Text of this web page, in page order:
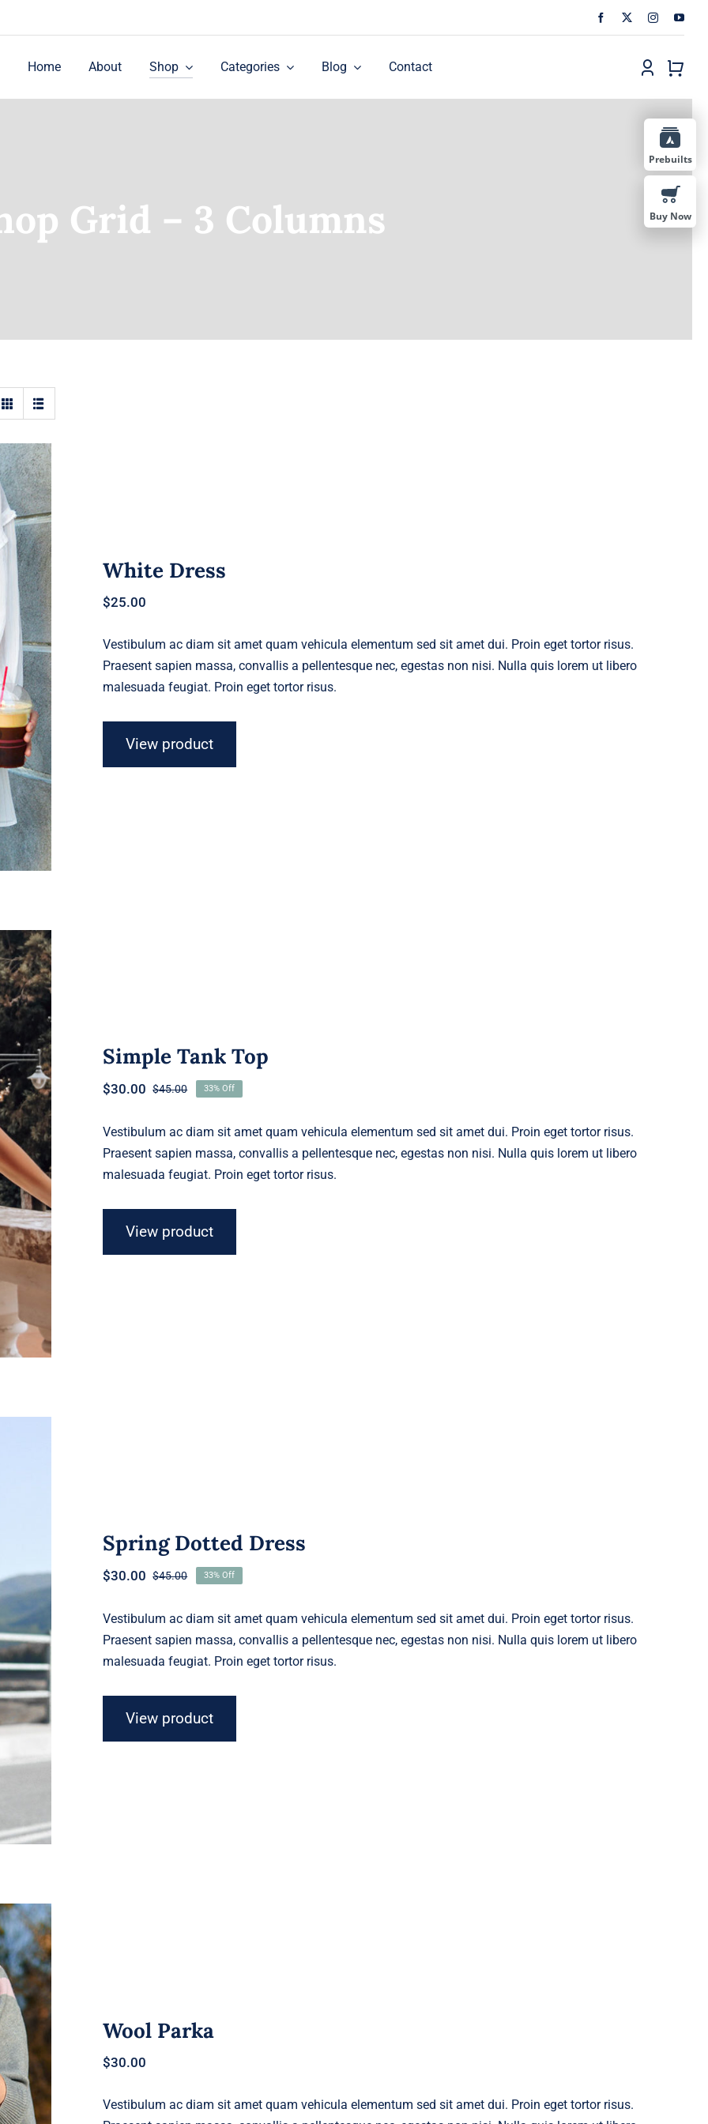
Home About Shop Categories Blog Contact
Grid – 3 Columns
White Dress
$25.00
Vestibulum ac diam sit amet quam vehicula elementum sed sit amet dui. Proin eget tortor risus.
Praesent sapien massa, convallis a pellentesque nec, egestas non nisi. Nulla quis lorem ut libero
malesuada feugiat. Proin eget tortor risus.
View product
Simple Tank Top
$45.00Original
was:
$30.00
Current
is:
33% Off
Vestibulum ac diam sit amet quam vehicula elementum sed sit amet dui. Proin eget tortor risus.
Praesent sapien massa, convallis a pellentesque nec, egestas non nisi. Nulla quis lorem ut libero
malesuada feugiat. Proin eget tortor risus.
View product
Spring Dotted Dress
$45.00Original
was:
$30.00
Current
is:
33% Off
Vestibulum ac diam sit amet quam vehicula elementum sed sit amet dui. Proin eget tortor risus.
Praesent sapien massa, convallis a pellentesque nec, egestas non nisi. Nulla quis lorem ut libero
malesuada feugiat. Proin eget tortor risus.
View product
Wool Parka
$30.00
Vestibulum ac diam sit amet quam vehicula elementum sed sit amet dui. Proin eget tortor risus.
Prebuilts
Buy Now